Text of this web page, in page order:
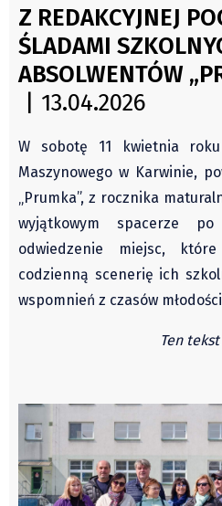
Czechy
Polska
Świat
Kongres Polaków
PZKO
Placówki dyplomatyczne
English Voice
Kultura
Pop Art
Nasze biblioteki
Zdaniem...
Pre-teksty i kon-teksty
Na posiónku pisane
Na granicy Księstwa
Świat
Kongres Polaków
PZKO
Z REDAKCYJNEJ
ŚLADAMI
ABSOLWENTÓW
| 13.04.2026
W sobotę 11 kwietnia
Maszynowego w Karwinie,
„Prumka”, z rocznika
wyjątkowym spacerze
odwiedzenie miejsc,
codzienną scenerię ich
wspomnień z czasów
Ten